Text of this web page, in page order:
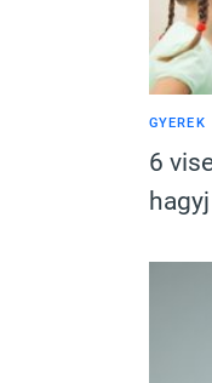
GYEREK
6